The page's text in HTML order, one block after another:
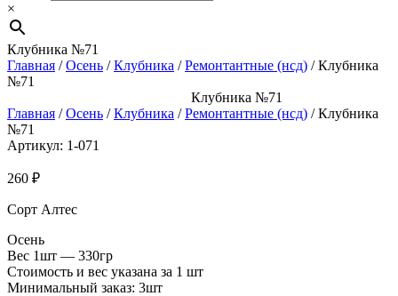
×
Клубника №71
Главная /Осень /Клубника /Ремонтантные (нсд) / Клубника
№71
Клубника №71
Главная /Осень /Клубника /Ремонтантные (нсд) / Клубника
№71
Артикул: 1-071
260 ₽
Сорт Алтес
Осень
Вес 1шт — 330гр
Стоимость и вес указана за 1 шт
Минимальный заказ: 3шт